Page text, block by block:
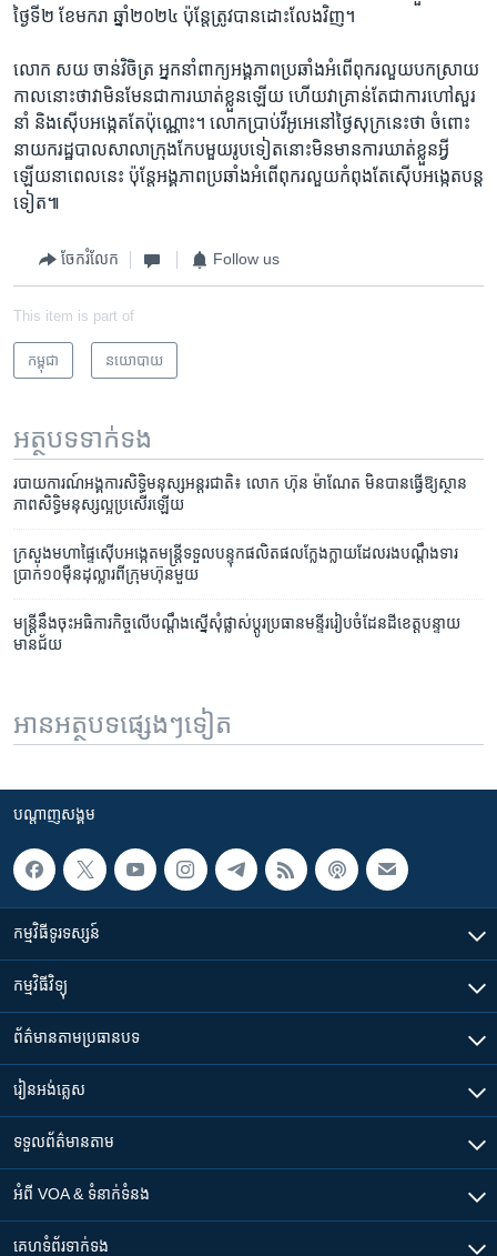
ថ្ងៃ​ទី​២ ខែមករា ឆ្នាំ​២០២៤ ប៉ុន្តែ​ត្រូវ​បាន​ដោះ​លែង​វិញ។
លោក សយ ចាន់វិចិត្រ អ្នក​នាំ​ពាក្យ​អង្គភាព​ប្រឆាំង​អំពើ​ពុក​រលួយ​បកស្រាយ​
កាល​នោះ​ថា​វា​មិន​មែន​ជា​ការ​ឃាត់​ខ្លួន​ឡើយ ហើយ​វា​គ្រាន់​តែ​ជា​ការ​ហៅ​សួរ
នាំ និង​ស៊ើប​អង្កេត​តែ​ប៉ុណ្ណោះ។ លោក​ប្រាប់​វីអូអេ​នៅ​ថ្ងៃ​សុក្រ​នេះថា ​ចំពោះ​
នាយក​រដ្ឋបាល​សាលា​ក្រុង​កែប​មួយ​រូប​ទៀត​នោះ​មិន​មាន​ការ​ឃាត់​ខ្លួន​អ្វី​
ឡើយ​នា​ពេល​នេះ ប៉ុន្តែអង្គភាព​ប្រឆាំង​អំពើ​ពុក​រលួយ​កំពុង​តែ​ស៊ើ​បអង្កេត​បន្ត​
ទៀត៕
ចែករំលែក Follow us
This item is part of
កម្ពុជា នយោបាយ
អត្ថបទ​ទាក់ទង
របាយការណ៍អង្គការសិទ្ធិមនុស្សអន្តរជាតិ៖ លោក ហ៊ុន ម៉ាណែត មិនបានធ្វើឱ្យស្ថាន
ភាពសិទ្ធិមនុស្សល្អប្រសើរឡើយ
ក្រសួងមហាផ្ទៃស៊ើបអង្កេតមន្រ្តីទទួលបន្ទុកផលិតផលក្លែងក្លាយដែលរងបណ្តឹងទារ
ប្រាក់១០ម៉ឺនដុល្លារពីក្រុមហ៊ុនមួយ
មន្រ្តី​នឹង​ចុះ​អធិការកិច្ច​លើ​បណ្តឹង​ស្នើ​សុំ​ផ្លាស់ប្តូរ​ប្រធាន​មន្ទីរ​រៀបចំ​ដែនដី​ខេត្តបន្ទាយ
មានជ័យ
អានអត្ថបទផ្សេងៗទៀត
បណ្តាញ​សង្គម
កម្មវិធី​ទូរទស្សន៍
កម្មវិធី​វិទ្យុ
ព័ត៌មាន​តាមប្រធានបទ​
រៀន​​អង់គ្លេស
ទទួល​ព័ត៌មាន​តាម
អំពី​ VOA & ទំនាក់ទំនង
គេហទំព័រ​​ទាក់ទង